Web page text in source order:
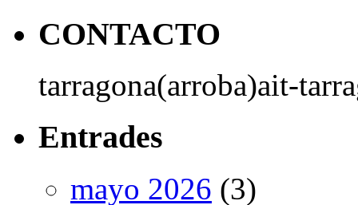
CONTACTO
tarragona(arroba)ait-
Entrades
mayo 2026 (3)